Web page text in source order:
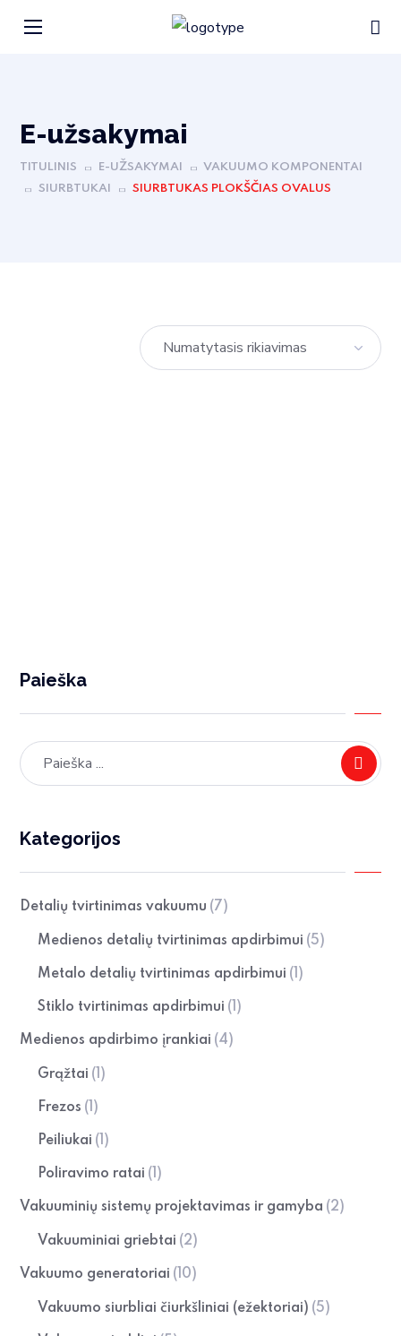
E-užsakymai
TITULINIS E-UŽSAKYMAI
VAKUUMO KOMPONENTAI
SIURBTUKAI
SIURBTUKAS PLOKŠČIAS OVALUS
Paieška
Kategorijos
Detalių tvirtinimas vakuumu (7)
Medienos detalių tvirtinimas apdirbimui (5)
Metalo detalių tvirtinimas apdirbimui (1)
Stiklo tvirtinimas apdirbimui (1)
Medienos apdirbimo įrankiai (4)
Grąžtai (1)
Frezos (1)
Peiliukai (1)
Poliravimo ratai (1)
Vakuuminių sistemų projektavimas ir gamyba (2)
Vakuuminiai griebtai (2)
Vakuumo generatoriai (10)
Vakuumo siurbliai čiurkšliniai (ežektoriai) (5)